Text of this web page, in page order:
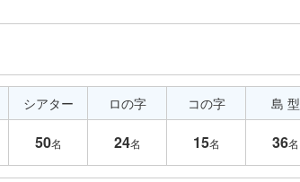
シアター
50名
ロの字
24名
コの字
15名
島 型
36名